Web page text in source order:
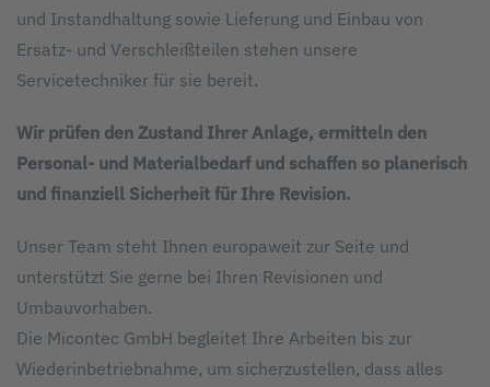
und Instandhaltung sowie Lieferung und Einbau von
Ersatz- und Verschleißteilen stehen unsere
Servicetechniker für sie bereit.
Wir prüfen den Zustand Ihrer Anlage, ermitteln den
Personal- und Materialbedarf und schaffen so planerisch
und finanziell Sicherheit für Ihre Revision.
Unser Team steht Ihnen europaweit zur Seite und
unterstützt Sie gerne bei Ihren Revisionen und
Umbauvorhaben.
Die Micontec GmbH begleitet Ihre Arbeiten bis zur
Wiederinbetriebnahme, um sicherzustellen, dass alles